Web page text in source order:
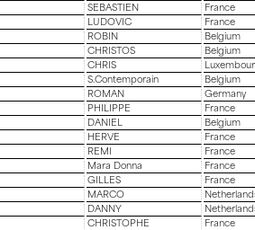
SEBASTIEN
France
LUDOVIC
France
ROBIN
Belgium
CHRISTOS
Belgium
CHRIS
S.Contemporain
Belgium
ROMAN
Germany
PHILIPPE
France
DANIEL
Belgium
HERVE
France
REMI
France
Mara Donna
France
GILLES
France
MARCO
DANNY
CHRISTOPHE
France